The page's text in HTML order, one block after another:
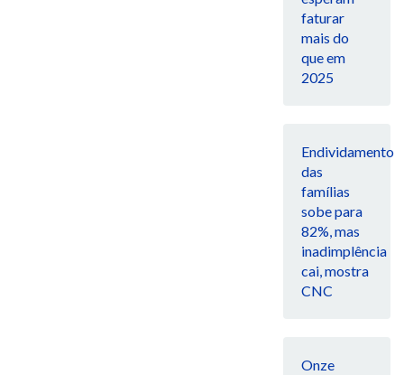
faturar
mais do
que em
2025
Endividamento
das
famílias
sobe para
82%, mas
inadimplência
cai, mostra
CNC
Onze